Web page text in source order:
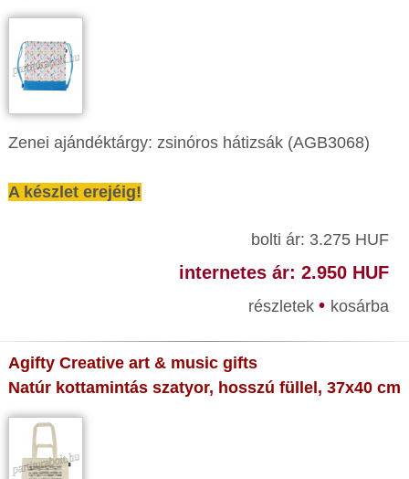
Zenei ajándéktárgy: zsinóros hátizsák (AGB3068)
A készlet erejéig!
bolti ár: 3.275 HUF
internetes ár: 2.950 HUF
részletek • kosárba
Agifty Creative art & music gifts
Natúr kottamintás szatyor, hosszú füllel, 37x40 cm